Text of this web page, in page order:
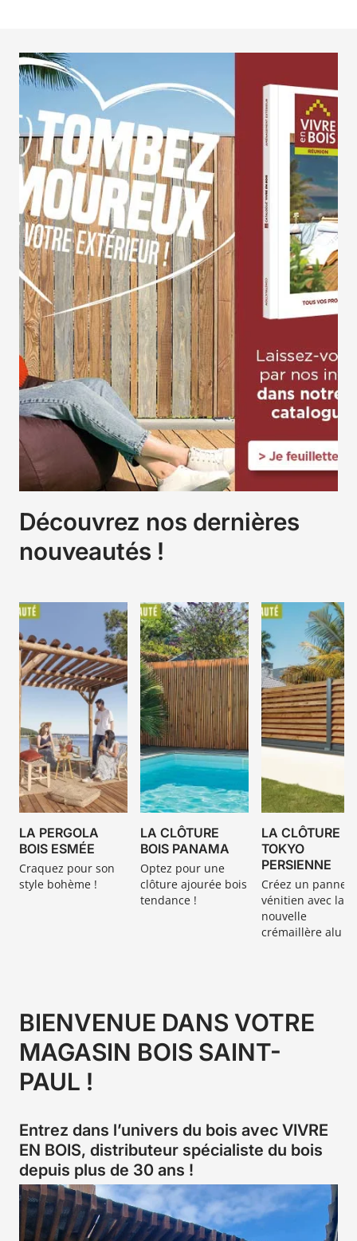
Découvrez nos dernières
nouveautés !
LA PERGOLA
BOIS ESMÉE
Craquez pour son
style bohème !
LA CLÔTURE
BOIS PANAMA
Optez pour une
clôture ajourée bois
tendance !
LA CLÔTURE
TOKYO
PERSIENNE
Créez un
vénitien avec la
nouvelle
crémaillère alu
BIENVENUE DANS VOTRE
MAGASIN BOIS SAINT-
PAUL !
Entrez dans l’univers du bois avec VIVRE
EN BOIS, distributeur spécialiste du bois
depuis plus de 30 ans !